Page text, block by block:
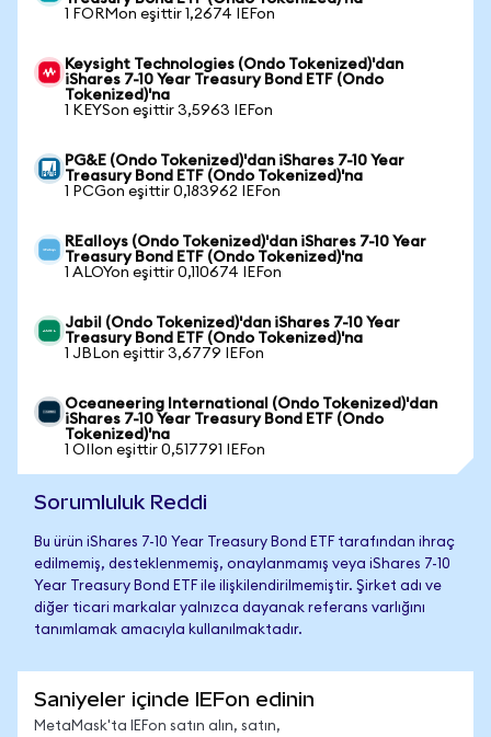
1 FORMon eşittir 1,2674 IEFon
Keysight Technologies (Ondo Tokenized)'dan
iShares 7-10 Year Treasury Bond ETF (Ondo
Tokenized)'na
1 KEYSon eşittir 3,5963 IEFon
PG&E (Ondo Tokenized)'dan iShares 7-10 Year
Treasury Bond ETF (Ondo Tokenized)'na
1 PCGon eşittir 0,183962 IEFon
REalloys (Ondo Tokenized)'dan iShares 7-10 Year
Treasury Bond ETF (Ondo Tokenized)'na
1 ALOYon eşittir 0,110674 IEFon
Jabil (Ondo Tokenized)'dan iShares 7-10 Year
Treasury Bond ETF (Ondo Tokenized)'na
1 JBLon eşittir 3,6779 IEFon
Oceaneering International (Ondo Tokenized)'dan
iShares 7-10 Year Treasury Bond ETF (Ondo
Tokenized)'na
1 OIIon eşittir 0,517791 IEFon
Sorumluluk Reddi
Bu ürün iShares 7-10 Year Treasury Bond ETF tarafından ihraç
edilmemiş, desteklenmemiş, onaylanmamış veya iShares 7-10
Year Treasury Bond ETF ile ilişkilendirilmemiştir. Şirket adı ve
diğer ticari markalar yalnızca dayanak referans varlığını
tanımlamak amacıyla kullanılmaktadır.
Saniyeler içinde IEFon edinin
MetaMask'ta IEFon satın alın, satın,